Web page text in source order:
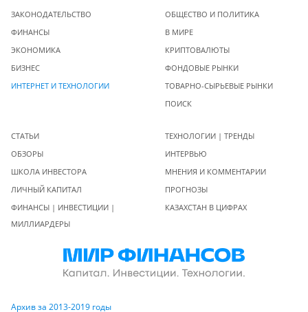
ЗАКОНОДАТЕЛЬСТВО
ФИНАНСЫ
ЭКОНОМИКА
БИЗНЕС
ИНТЕРНЕТ И ТЕХНОЛОГИИ
ОБЩЕСТВО И ПОЛИТИКА
В МИРЕ
КРИПТОВАЛЮТЫ
ФОНДОВЫЕ РЫНКИ
ТОВАРНО-СЫРЬЕВЫЕ РЫНКИ
ПОИСК
СТАТЬИ
ОБЗОРЫ
ШКОЛА ИНВЕСТОРА
ЛИЧНЫЙ КАПИТАЛ
ФИНАНСЫ | ИНВЕСТИЦИИ |
МИЛЛИАРДЕРЫ
ТЕХНОЛОГИИ | ТРЕНДЫ
ИНТЕРВЬЮ
МНЕНИЯ И КОММЕНТАРИИ
ПРОГНОЗЫ
КАЗАХСТАН В ЦИФРАХ
Архив за 2013-2019 годы